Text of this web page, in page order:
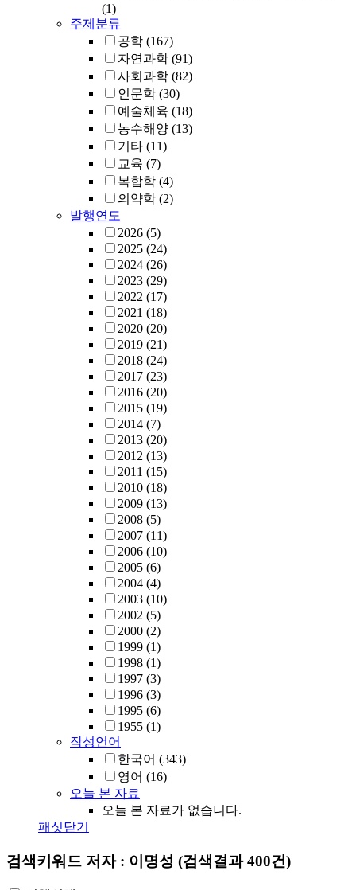
(1)
주제분류
공학 (167)
자연과학 (91)
사회과학 (82)
인문학 (30)
예술체육 (18)
농수해양 (13)
기타 (11)
교육 (7)
복합학 (4)
의약학 (2)
발행연도
2026 (5)
2025 (24)
2024 (26)
2023 (29)
2022 (17)
2021 (18)
2020 (20)
2019 (21)
2018 (24)
2017 (23)
2016 (20)
2015 (19)
2014 (7)
2013 (20)
2012 (13)
2011 (15)
2010 (18)
2009 (13)
2008 (5)
2007 (11)
2006 (10)
2005 (6)
2004 (4)
2003 (10)
2002 (5)
2000 (2)
1999 (1)
1998 (1)
1997 (3)
1996 (3)
1995 (6)
1955 (1)
작성언어
한국어 (343)
영어 (16)
오늘 본 자료
오늘 본 자료가 없습니다.
패싯닫기
검색키워드 저자 : 이명성 (검색결과 400건)